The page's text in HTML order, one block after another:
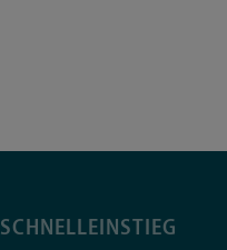
SCHNELLEINSTIEG